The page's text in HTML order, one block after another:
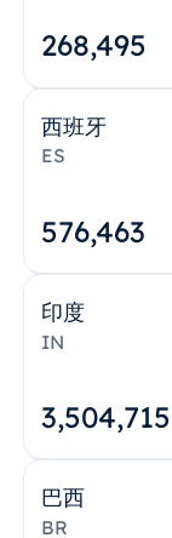
268,495
西班牙
ES
576,463
印度
IN
3,504,715
巴西
BR